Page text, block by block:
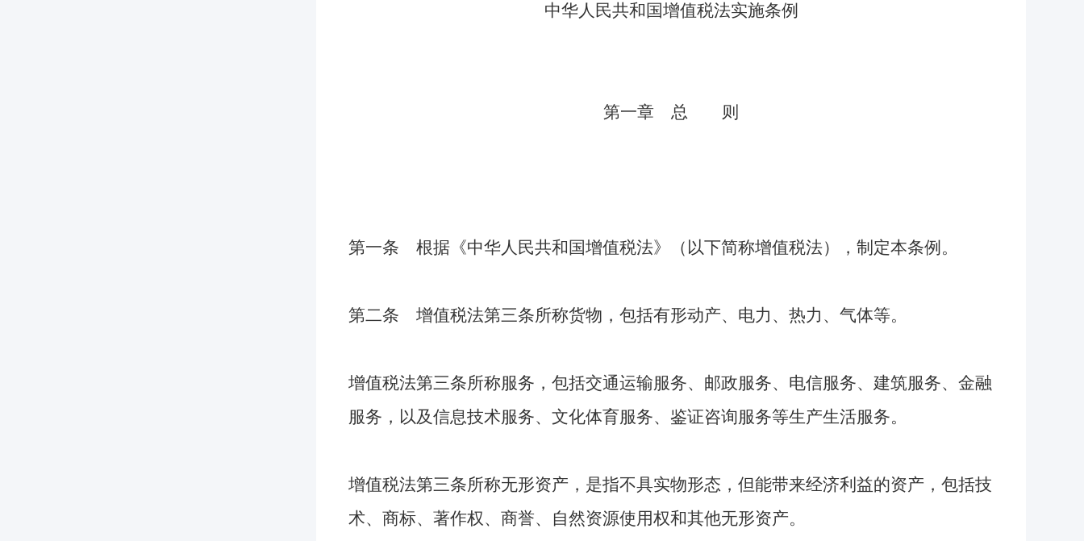
中华人民共和国增值税法实施条例
第一章 总 则
第一条 根据《中华人民共和国增值税法》（以下简称增值税法），制定本条例。
第二条 增值税法第三条所称货物，包括有形动产、电力、热力、气体等。
增值税法第三条所称服务，包括交通运输服务、邮政服务、电信服务、建筑服务、金融
服务，以及信息技术服务、文化体育服务、鉴证咨询服务等生产生活服务。
增值税法第三条所称无形资产，是指不具实物形态，但能带来经济利益的资产，包括技
术、商标、著作权、商誉、自然资源使用权和其他无形资产。